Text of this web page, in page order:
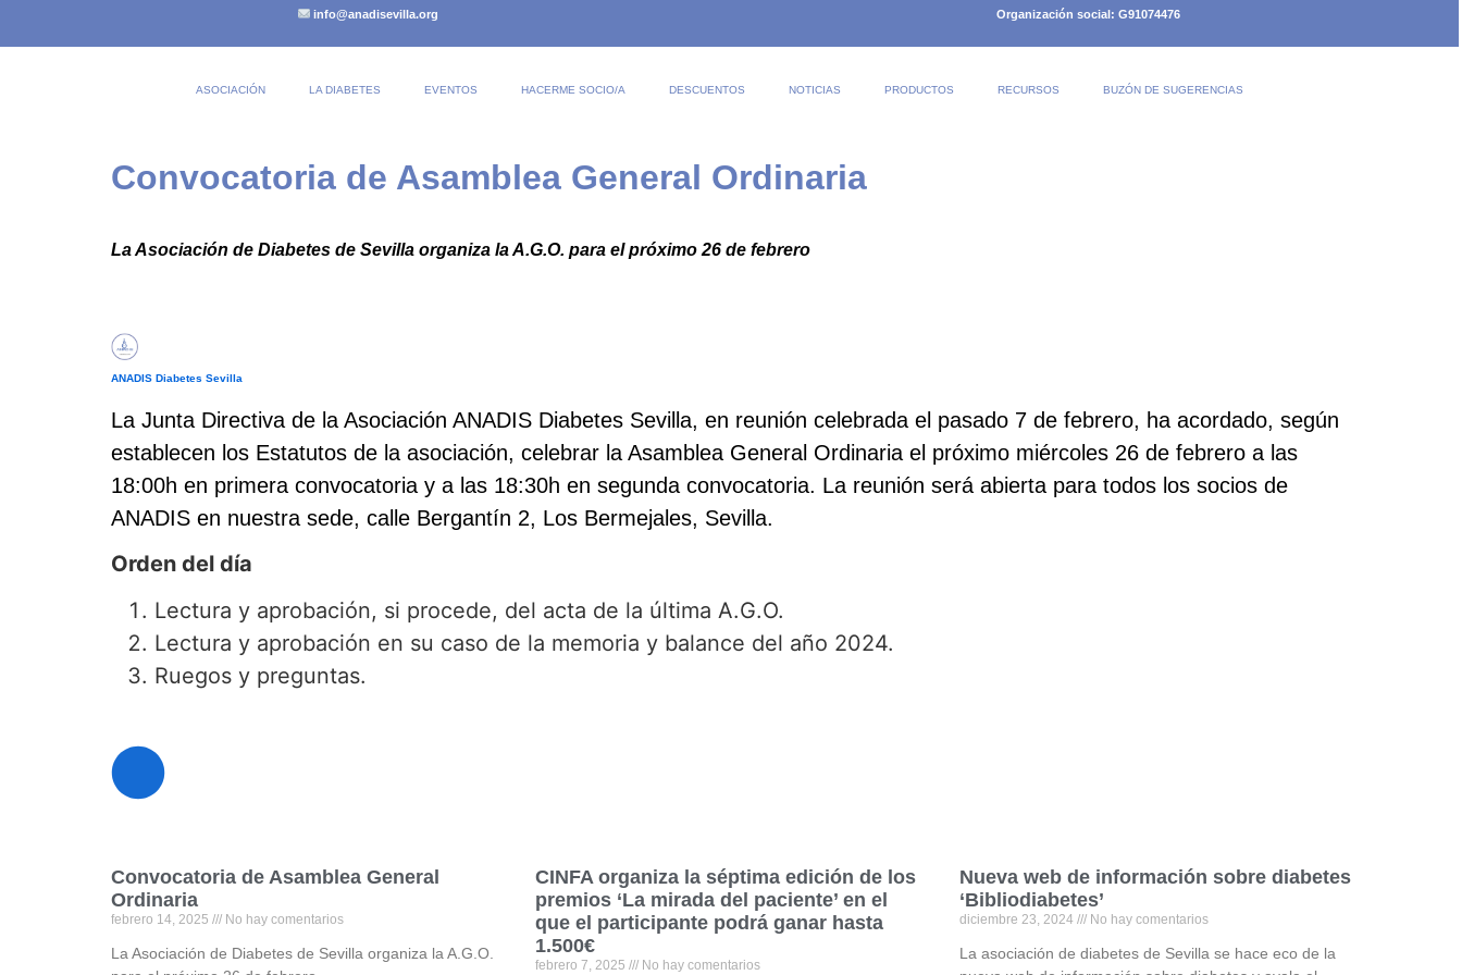
info@anadisevilla.org Organización social: G91074476
ASOCIACIÓN LA DIABETES EVENTOS HACERME SOCIO/A DESCUENTOS NOTICIAS PRODUCTOS RECURSOS BUZÓN DE SUGERENCIAS
Convocatoria de Asamblea General Ordinaria
La Asociación de Diabetes de Sevilla organiza la A.G.O. para el próximo 26 de febrero
ANADIS Diabetes Sevilla
La Junta Directiva de la Asociación ANADIS Diabetes Sevilla, en reunión celebrada el pasado 7 de febrero, ha acordado, según
establecen los Estatutos de la asociación, celebrar la Asamblea General Ordinaria el próximo miércoles 26 de febrero a las
18:00h en primera convocatoria y a las 18:30h en segunda convocatoria. La reunión será abierta para todos los socios de
ANADIS en nuestra sede, calle Bergantín 2, Los Bermejales, Sevilla.
Orden del día
Lectura y aprobación, si procede, del acta de la última A.G.O.
Lectura y aprobación en su caso de la memoria y balance del año 2024.
Ruegos y preguntas.
Convocatoria de Asamblea General
Ordinaria
febrero 14, 2025 No hay comentarios
La Asociación de Diabetes de Sevilla organiza la A.G.O.
CINFA organiza la séptima edición de los
premios ‘La mirada del paciente’ en el
que el participante podrá ganar hasta
1.500€
febrero 7, 2025 No hay comentarios
Nueva web de información sobre diabetes
‘Bibliodiabetes’
diciembre 23, 2024 No hay comentarios
La asociación de diabetes de Sevilla se hace eco de la